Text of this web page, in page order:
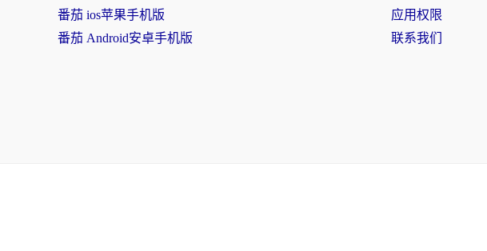
番茄 ios苹果手机版
番茄 Android安卓手机版
应用权限
联系我们